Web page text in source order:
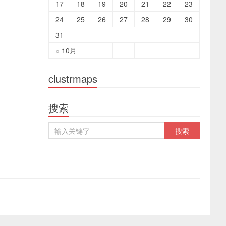
« 10月
17 18 19 20 21 22
23
24
25 26 27 28 29
30
31
clustrmaps
搜索